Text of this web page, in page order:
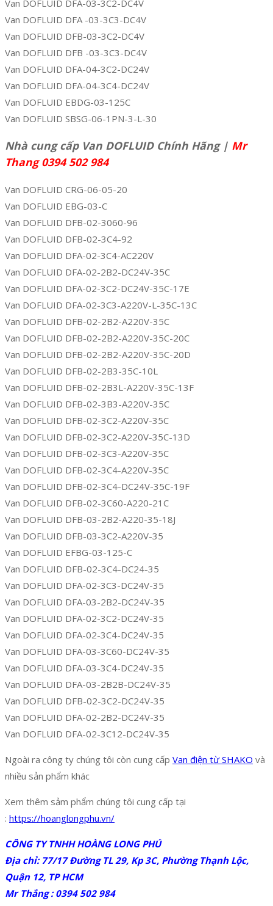
Van DOFLUID DFA-03-3C2-DC4V
Van DOFLUID DFA -03-3C3-DC4V
Van DOFLUID DFB-03-3C2-DC4V
Van DOFLUID DFB -03-3C3-DC4V
Van DOFLUID DFA-04-3C2-DC24V
Van DOFLUID DFA-04-3C4-DC24V
Van DOFLUID EBDG-03-125C
Van DOFLUID SBSG-06-1PN-3-L-30
Nhà cung cấp Van DOFLUID Chính Hãng | Mr
Thang 0394 502 984
Van DOFLUID CRG-06-05-20
Van DOFLUID EBG-03-C
Van DOFLUID DFB-02-3060-96
Van DOFLUID DFB-02-3C4-92
Van DOFLUID DFA-02-3C4-AC220V
Van DOFLUID DFA-02-2B2-DC24V-35C
Van DOFLUID DFA-02-3C2-DC24V-35C-17E
Van DOFLUID DFA-02-3C3-A220V-L-35C-13C
Van DOFLUID DFB-02-2B2-A220V-35C
Van DOFLUID DFB-02-2B2-A220V-35C-20C
Van DOFLUID DFB-02-2B2-A220V-35C-20D
Van DOFLUID DFB-02-2B3-35C-10L
Van DOFLUID DFB-02-2B3L-A220V-35C-13F
Van DOFLUID DFB-02-3B3-A220V-35C
Van DOFLUID DFB-02-3C2-A220V-35C
Van DOFLUID DFB-02-3C2-A220V-35C-13D
Van DOFLUID DFB-02-3C3-A220V-35C
Van DOFLUID DFB-02-3C4-A220V-35C
Van DOFLUID DFB-02-3C4-DC24V-35C-19F
Van DOFLUID DFB-02-3C60-A220-21C
Van DOFLUID DFB-03-2B2-A220-35-18J
Van DOFLUID DFB-03-3C2-A220V-35
Van DOFLUID EFBG-03-125-C
Van DOFLUID DFB-02-3C4-DC24-35
Van DOFLUID DFA-02-3C3-DC24V-35
Van DOFLUID DFA-03-2B2-DC24V-35
Van DOFLUID DFA-02-3C2-DC24V-35
Van DOFLUID DFA-02-3C4-DC24V-35
Van DOFLUID DFA-03-3C60-DC24V-35
Van DOFLUID DFA-03-3C4-DC24V-35
Van DOFLUID DFA-03-2B2B-DC24V-35
Van DOFLUID DFB-02-3C2-DC24V-35
Van DOFLUID DFA-02-2B2-DC24V-35
Van DOFLUID DFA-02-3C12-DC24V-35
Ngoài ra công ty chúng tôi còn cung cấp Van điện từ SHAKO và
nhiều sản phẩm khác
Xem thêm sảm phẩm chúng tôi cung cấp tại
: https://hoanglongphu.vn/
CÔNG TY TNHH HOÀNG LONG PHÚ
Địa chỉ: 77/17 Đường TL 29, Kp 3C, Phường Thạnh Lộc,
Quận 12, TP HCM
Mr Thắng : 0394 502 984